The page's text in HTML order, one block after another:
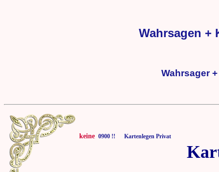
Wahrsagen +
Wahrsager
keine 0900 !! Kartenlegen Privat